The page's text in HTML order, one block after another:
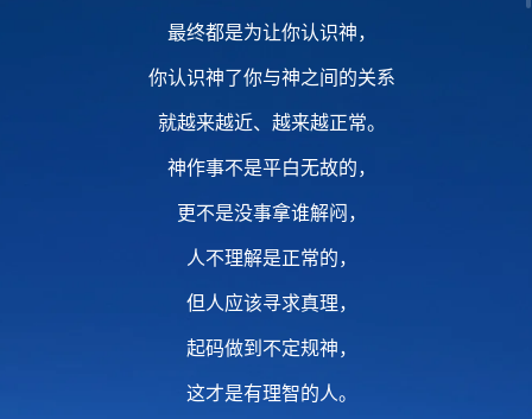
最终都是为让你认识神，
你认识神了你与神之间的关系
就越来越近、越来越正常。
神作事不是平白无故的，
更不是没事拿谁解闷，
人不理解是正常的，
但人应该寻求真理，
起码做到不定规神，
这才是有理智的人。